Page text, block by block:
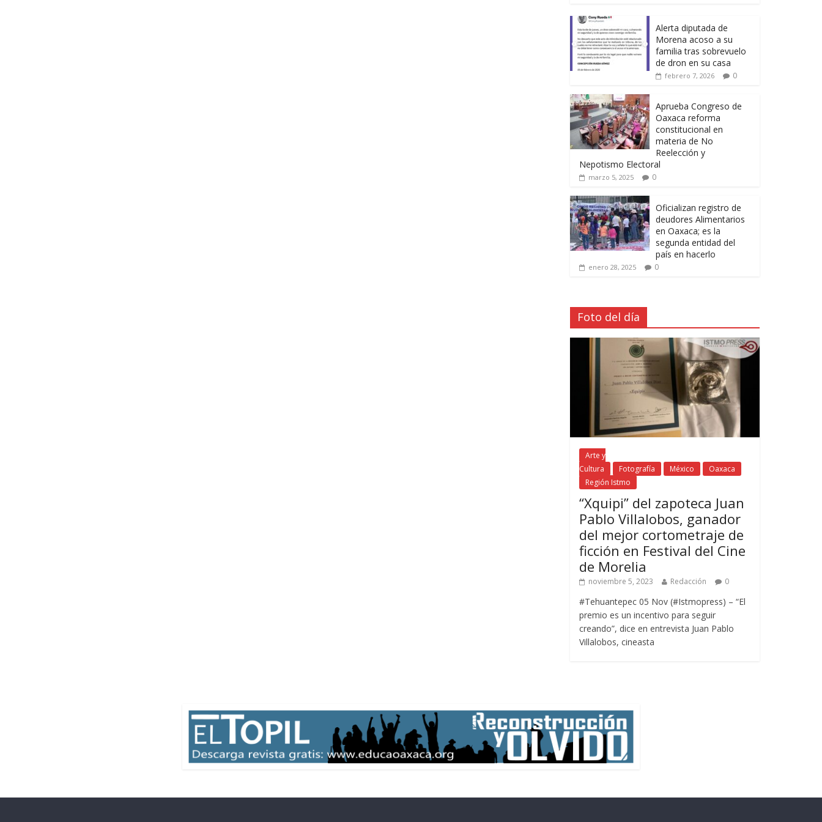
Alerta diputada de
Morena acoso a su
familia tras sobrevuelo
de dron en su casa
febrero 7, 2026 0
Aprueba Congreso de
Oaxaca reforma
constitucional en
materia de No
Reelección y
Nepotismo Electoral
marzo 5, 2025 0
Oficializan registro de
deudores Alimentarios
en Oaxaca; es la
segunda entidad del
país en hacerlo
enero 28, 2025 0
Foto del día
Arte y
Cultura
Fotografía México
Oaxaca
Región Istmo
“Xquipi” del zapoteca Juan
Pablo Villalobos, ganador
del mejor cortometraje de
ficción en Festival del Cine
de Morelia
noviembre 5, 2023 Redacción 0
#Tehuantepec 05 Nov (#Istmopress) – “El
premio es un incentivo para seguir
creando”, dice en entrevista Juan Pablo
Villalobos, cineasta